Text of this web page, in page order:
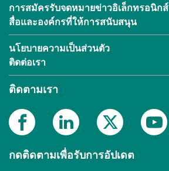
การสมัครรับจดหมายข่าวอิเล็กทรอนิกส์
สื่อและองค์กรที่ให้การสนับสนุน
นโยบายความเป็นส่วนตัว
ติดต่อเรา
ติดตามเรา
กดติดตามเพื่อรับการอัปเดต